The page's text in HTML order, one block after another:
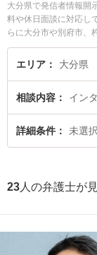
大分県で発信者情報開
料や休日面談に対応し
らに大分市や別府市、
ーネットに関係する誹
み検索もでき便利です
されています。『大分
ルを今すぐに弁護士に
績豊富な近くの弁護士
エリア 大分県
相談内容 イン
詳細条件 未選択
23 人の弁護士が